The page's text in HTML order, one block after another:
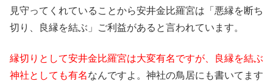
見守ってくれていることから安井金比羅宮は「悪縁を断ち
切り、良縁を結ぶ」ご利益があると言われています。
縁切りとして安井金比羅宮は大変有名ですが、良縁を結ぶ
神社としても有名なんですよ。神社の鳥居にも書いてます